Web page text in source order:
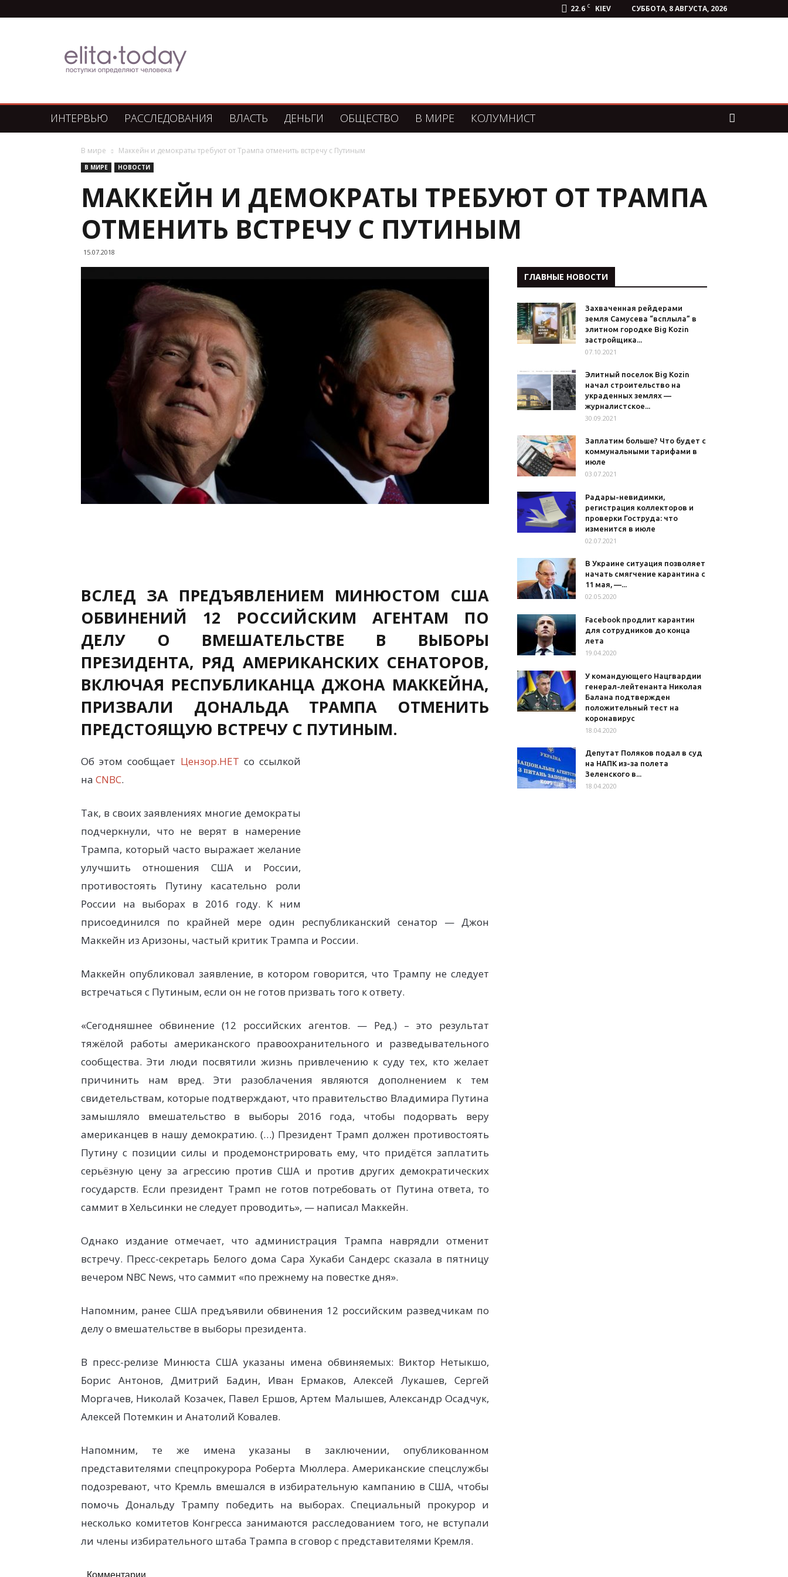
22.6 C KIEV СУББОТА, 8 АВГУСТА, 2026
Сегодня
ИНТЕРВЬЮ РАССЛЕДОВАНИЯ ВЛАСТЬ ДЕНЬГИ ОБЩЕСТВО В МИРЕ КОЛУМНИСТ
В мире Маккейн и демократы требуют от Трампа отменить встречу с Путиным
В МИРЕ НОВОСТИ
МАККЕЙН И ДЕМОКРАТЫ ТРЕБУЮТ ОТ ТРАМПА
ОТМЕНИТЬ ВСТРЕЧУ С ПУТИНЫМ
15.07.2018
ВСЛЕД ЗА ПРЕДЪЯВЛЕНИЕМ МИНЮСТОМ США
ОБВИНЕНИЙ 12 РОССИЙСКИМ АГЕНТАМ ПО
ДЕЛУ О ВМЕШАТЕЛЬСТВЕ В ВЫБОРЫ
ПРЕЗИДЕНТА, РЯД АМЕРИКАНСКИХ СЕНАТОРОВ,
ВКЛЮЧАЯ РЕСПУБЛИКАНЦА ДЖОНА МАККЕЙНА,
ПРИЗВАЛИ ДОНАЛЬДА ТРАМПА ОТМЕНИТЬ
ПРЕДСТОЯЩУЮ ВСТРЕЧУ С ПУТИНЫМ.
Об этом сообщает Цензор.НЕТ со ссылкой
на CNBC.
Так, в своих заявлениях многие демократы
подчеркнули, что не верят в намерение
Трампа, который часто выражает желание
улучшить отношения США и России,
противостоять Путину касательно роли
России на выборах в 2016 году. К ним
присоединился по крайней мере один республиканский сенатор — Джон
Маккейн из Аризоны, частый критик Трампа и России.
Маккейн опубликовал заявление, в котором говорится, что Трампу не следует
встречаться с Путиным, если он не готов призвать того к ответу.
«Сегодняшнее обвинение (12 российских агентов. — Ред.) – это результат
тяжёлой работы американского правоохранительного и разведывательного
сообщества. Эти люди посвятили жизнь привлечению к суду тех, кто желает
причинить нам вред. Эти разоблачения являются дополнением к тем
свидетельствам, которые подтверждают, что правительство Владимира Путина
замышляло вмешательство в выборы 2016 года, чтобы подорвать веру
американцев в нашу демократию. (…) Президент Трамп должен противостоять
Путину с позиции силы и продемонстрировать ему, что придётся заплатить
серьёзную цену за агрессию против США и против других демократических
государств. Если президент Трамп не готов потребовать от Путина ответа, то
саммит в Хельсинки не следует проводить», — написал Маккейн.
Однако издание отмечает, что администрация Трампа наврядли отменит
встречу. Пресс-секретарь Белого дома Сара Хукаби Сандерс сказала в пятницу
вечером NBC News, что саммит «по прежнему на повестке дня».
Напомним, ранее США предъявили обвинения 12 российским разведчикам по
делу о вмешательстве в выборы президента.
В пресс-релизе Минюста США указаны имена обвиняемых: Виктор Нетыкшо,
Борис Антонов, Дмитрий Бадин, Иван Ермаков, Алексей Лукашев, Сергей
Моргачев, Николай Козачек, Павел Ершов, Артем Малышев, Александр Осадчук,
Алексей Потемкин и Анатолий Ковалев.
Напомним, те же имена указаны в заключении, опубликованном
представителями спецпрокурора Роберта Мюллера. Американские спецслужбы
подозревают, что Кремль вмешался в избирательную кампанию в США, чтобы
помочь Дональду Трампу победить на выборах. Специальный прокурор и
несколько комитетов Конгресса занимаются расследованием того, не вступали
ли члены избирательного штаба Трампа в сговор с представителями Кремля.
Комментарии
ГЛАВНЫЕ НОВОСТИ
Захваченная рейдерами
земля Самусева “всплыла” в
элитном городке Big Kozin
застройщика...
07.10.2021
Элитный поселок Big Kozin
начал строительство на
украденных землях —
журналистское...
30.09.2021
Заплатим больше? Что будет с
коммунальными тарифами в
июле
03.07.2021
Радары-невидимки,
регистрация коллекторов и
проверки Гоструда: что
изменится в июле
02.07.2021
В Украине ситуация позволяет
начать смягчение карантина с
11 мая, —...
02.05.2020
Facebook продлит карантин
для сотрудников до конца
лета
19.04.2020
У командующего Нацгвардии
генерал-лейтенанта Николая
Балана подтвержден
положительный тест на
коронавирус
18.04.2020
Депутат Поляков подал в суд
на НАПК из-за полета
Зеленского в...
18.04.2020